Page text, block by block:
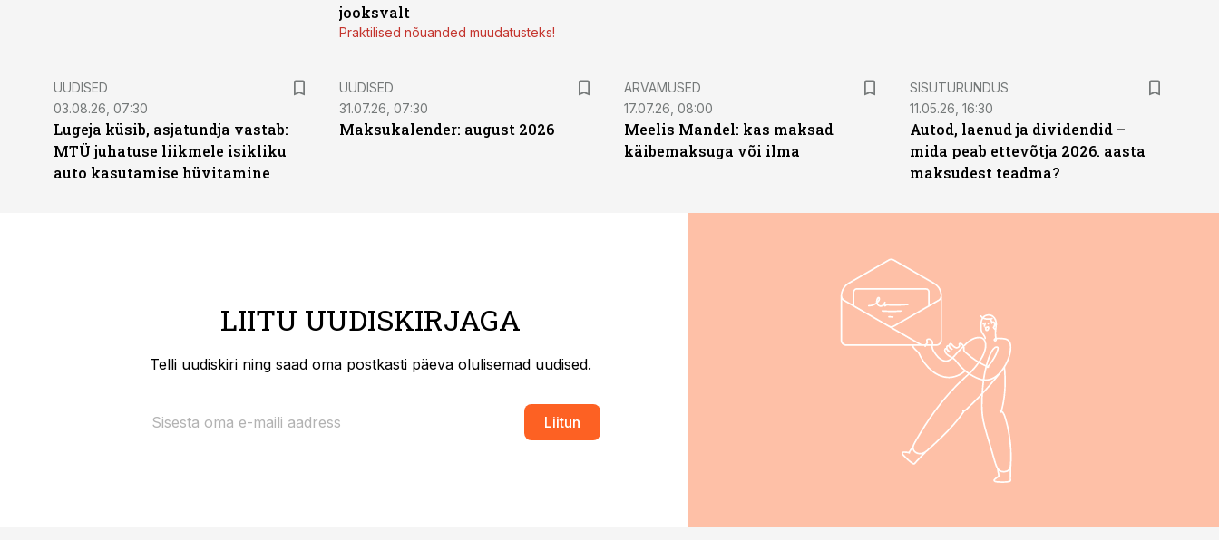
jooksvalt
Praktilised nõuanded muudatusteks!
UUDISED
03.08.26, 07:30
Lugeja küsib, asjatundja vastab:
MTÜ juhatuse liikmele isikliku
auto kasutamise hüvitamine
UUDISED
31.07.26, 07:30
Maksukalender: august 2026
ARVAMUSED
17.07.26, 08:00
Meelis Mandel: kas maksad
käibemaksuga või ilma
ST
SISUTURUNDUS
11.05.26, 16:30
Autod, laenud ja dividendid –
mida peab ettevõtja 2026. aasta
maksudest teadma?
LIITU UUDISKIRJAGA
Telli uudiskiri ning saad oma postkasti päeva olulisemad uudised.
Liitun